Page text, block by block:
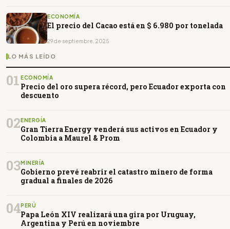
ECONOMÍA
El precio del Cacao está en $ 6.980 por tonelada
29 de septiembre, 2025
LO MÁS LEÍDO
01 ECONOMÍA
Precio del oro supera récord, pero Ecuador exporta con
descuento
02 ENERGÍA
Gran Tierra Energy venderá sus activos en Ecuador y
Colombia a Maurel & Prom
03MINERÍA
Gobierno prevé reabrir el catastro minero de forma
gradual a finales de 2026
04PERÚ
Papa León XIV realizará una gira por Uruguay,
Argentina y Perú en noviembre